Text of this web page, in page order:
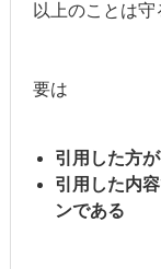
以上のことは守
要は
引用した方
引用した内
ンである